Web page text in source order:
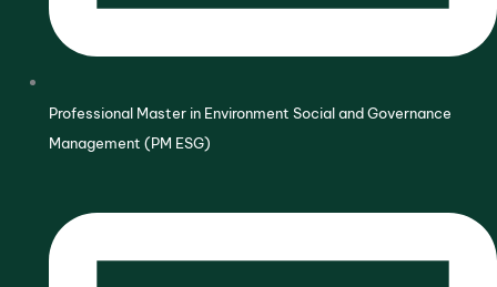
Professional Master in Environment Social and Governance
Management (PM ESG)